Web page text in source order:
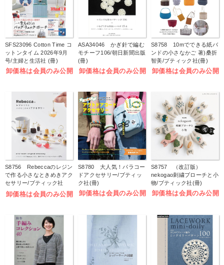
SFS23096 Cotton Time コ
ットンタイム 2026年9月
号/主婦と生活社 (冊)
卸価格は会員のみ公開
ASA34046 かぎ針で編む
モチーフ106/朝日新聞出版
(冊)
卸価格は会員のみ公開
S8758 10mでできる紙バ
ンドの小さなかご 著)桑折
智美/ブティック社(冊)
卸価格は会員のみ公開
S8756 Rebeccaのレジン
で作る小さなときめきアク
セサリー/ブティック社
(冊)
卸価格は会員のみ公開
S8780 大人気！パラコー
ドアクセサリー/ブティッ
ク社(冊)
卸価格は会員のみ公開
S8757 （改訂版）
nekogao刺繍ブローチと小
物/ブティック社(冊)
卸価格は会員のみ公開